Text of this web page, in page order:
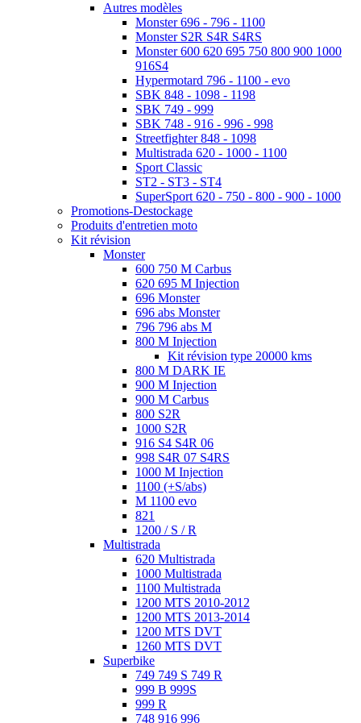
Autres modèles
Monster 696 - 796 - 1100
Monster S2R S4R S4RS
Monster 600 620 695 750 800 900 1000
916S4
Hypermotard 796 - 1100 - evo
SBK 848 - 1098 - 1198
SBK 749 - 999
SBK 748 - 916 - 996 - 998
Streetfighter 848 - 1098
Multistrada 620 - 1000 - 1100
Sport Classic
ST2 - ST3 - ST4
SuperSport 620 - 750 - 800 - 900 - 1000
Promotions-Destockage
Produits d'entretien moto
Kit révision
Monster
600 750 M Carbus
620 695 M Injection
696 Monster
696 abs Monster
796 796 abs M
800 M Injection
Kit révision type 20000 kms
800 M DARK IE
900 M Injection
900 M Carbus
800 S2R
1000 S2R
916 S4 S4R 06
998 S4R 07 S4RS
1000 M Injection
1100 (+S/abs)
M 1100 evo
821
1200 / S / R
Multistrada
620 Multistrada
1000 Multistrada
1100 Multistrada
1200 MTS 2010-2012
1200 MTS 2013-2014
1200 MTS DVT
1260 MTS DVT
Superbike
749 749 S 749 R
999 B 999S
999 R
748 916 996